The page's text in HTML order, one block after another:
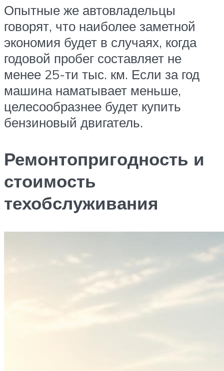
Опытные же автовладельцы
говорят, что наиболее заметной
экономия будет в случаях, когда
годовой пробег составляет не
менее 25-ти тыс. км. Если за год
машина наматывает меньше,
целесообразнее будет купить
бензиновый двигатель.
Ремонтопригодность и
стоимость
техобслуживания